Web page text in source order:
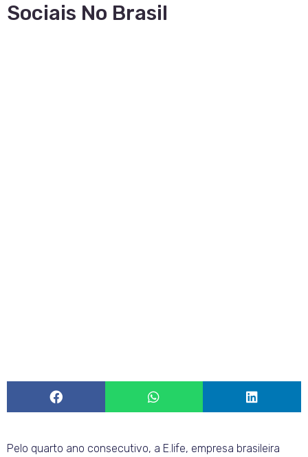
Sociais No Brasil
Pelo quarto ano consecutivo, a E.life, empresa brasileira